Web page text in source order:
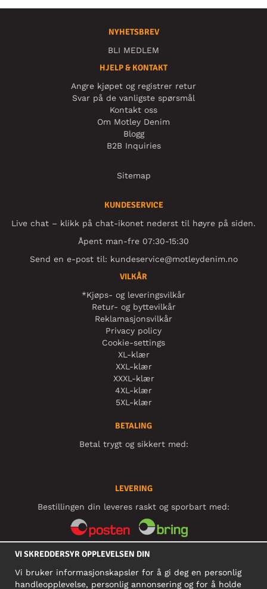
NYHETSBREV
BLI MEDLEM
HJELP & KONTAKT
Angre kjøpet og registrer retur
Svar på de vanligste spørsmål
Kontakt oss
Om Motley Denim
Blogg
B2B Inquiries
Sitemap
KUNDESERVICE
Live chat – klikk på chat-ikonet nederst til høyre på siden.
Åpent man-fre 07:30-15:30
Send en e-post til: kundeservice@motleydenim.no
VILKÅR
*Kjøps- og leveringsvilkår
Retur- og byttevilkår
Reklamasjonsvilkår
Privacy policy
Cookie-settings
XL-klær
XXL-klær
XXXL-klær
4XL-klær
5XL-klær
BETALING
Betal trygt og sikkert med:
LEVERING
Bestillingen din leveres raskt og sporbart med:
SOSIALE MEDIER
VI SKREDDERSYR OPPLEVELSEN DIN
Vi bruker informasjonskapsler for å gi deg en personlig
handleopplevelse, personlig annonsering og for å holde